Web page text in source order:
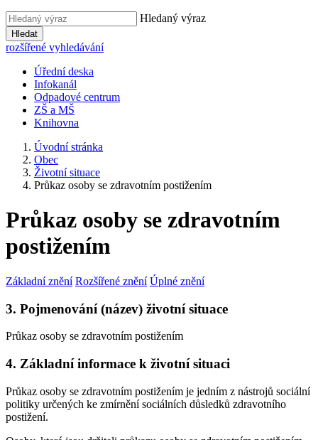
Hledaný výraz
Hledat
rozšířené vyhledávání
Úřední deska
Infokanál
Odpadové centrum
ZŠ a MŠ
Knihovna
Úvodní stránka
Obec
Životní situace
Průkaz osoby se zdravotním postižením
Průkaz osoby se zdravotním
postižením
Základní znění Rozšířené znění Úplné znění
3. Pojmenování (název) životní situace
Průkaz osoby se zdravotním postižením
4. Základní informace k životní situaci
Průkaz osoby se zdravotním postižením je jedním z nástrojů sociální
politiky určených ke zmírnění sociálních důsledků zdravotního
postižení.